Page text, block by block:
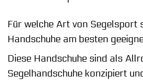
Für welche Art von Segelsport
Handschuhe am besten
Diese Handschuhe sind als
Segelhandschuhe konzipiert